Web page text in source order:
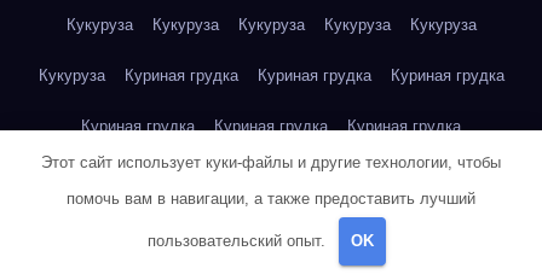
Кукуруза Кукуруза Кукуруза Кукуруза Кукуруза
Кукуруза Куриная грудка Куриная грудка Куриная грудка
Куриная грудка Куриная грудка Куриная грудка
Куриная грудка Куриная грудка
Этот сайт использует куки-файлы и другие технологии, чтобы
помочь вам в навигации, а также предоставить лучший
пользовательский опыт. OK